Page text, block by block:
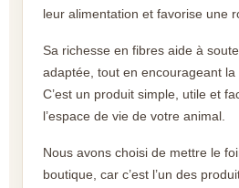
leur alimentation et favorise une
Sa richesse en fibres aide à
adaptée, tout en encourageant la
C’est un produit simple, utile et
l’espace de vie de votre animal.
Nous avons choisi de mettre le
boutique, car c’est l’un des